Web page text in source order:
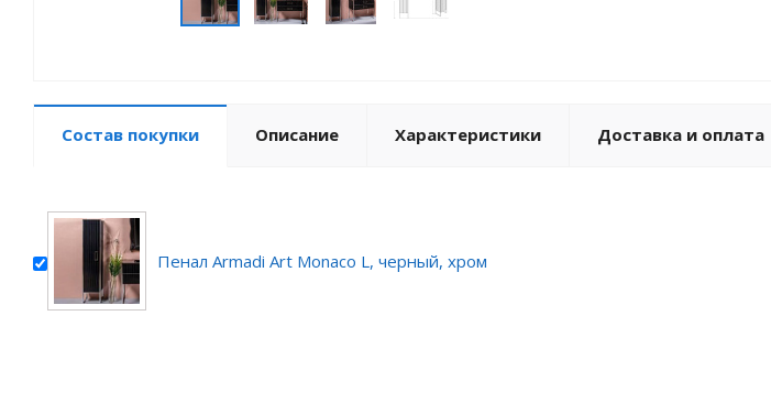
Состав покупки Описание Характеристики Доставка и оплата
Пенал Armadi Art Monaco L, черный, хром